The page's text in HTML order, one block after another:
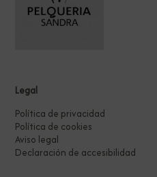
Legal
Política de privacidad
Política de cookies
Aviso legal
Declaración de accesibilidad